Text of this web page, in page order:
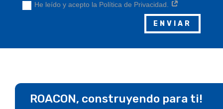
He leído y acepto la Política de Privacidad.
ENVIAR
ROACON, construyendo para ti!